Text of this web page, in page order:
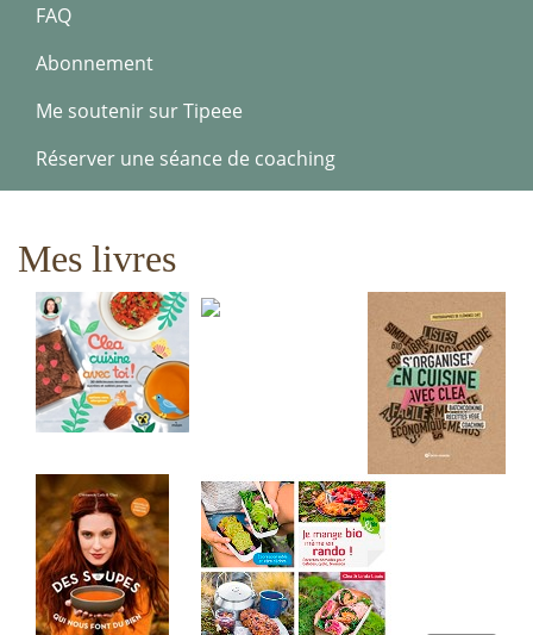
FAQ
Abonnement
Me soutenir sur Tipeee
Réserver une séance de coaching
Mes livres